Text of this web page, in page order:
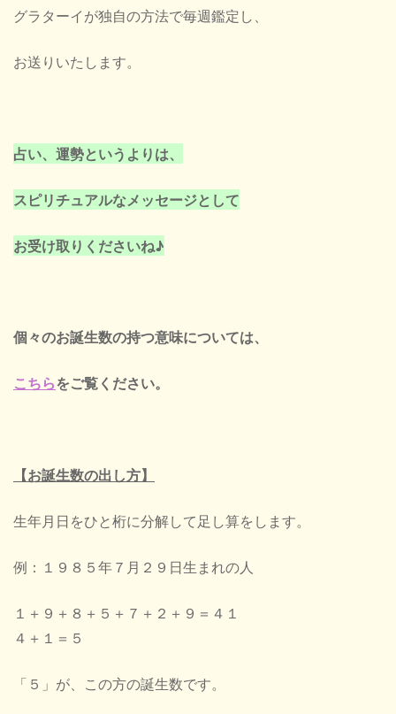
グラターイが独自の方法で毎週鑑定し、
お送りいたします。
占い、運勢というよりは、
スピリチュアルなメッセージとして
お受け取りくださいね♪
個々のお誕生数の持つ意味については、
こちらをご覧ください。
【お誕生数の出し方】
生年月日をひと桁に分解して足し算をします。
例：１９８５年７月２９日生まれの人
１＋９＋８＋５＋７＋２＋９＝４１
４＋１＝５
「５」が、この方の誕生数です。